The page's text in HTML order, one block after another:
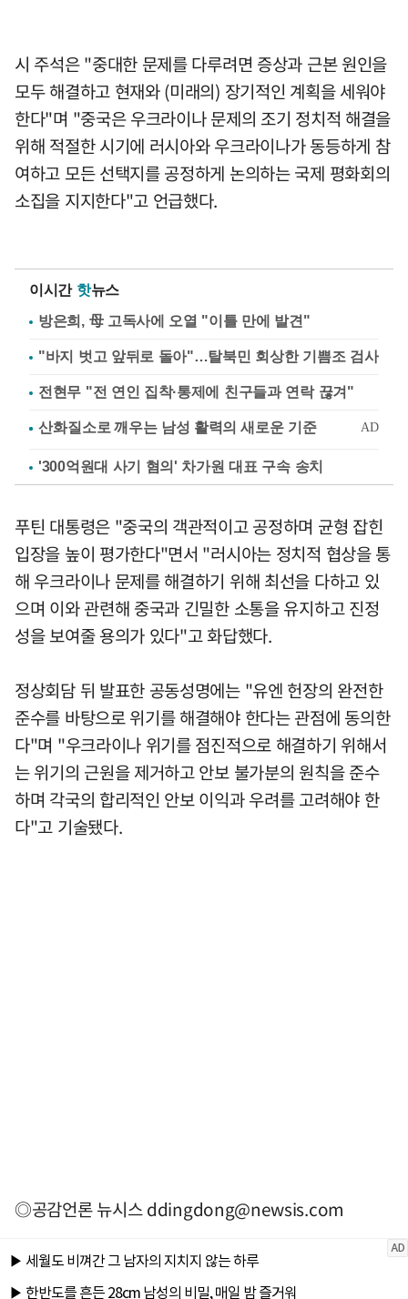
시 주석은 "중대한 문제를 다루려면 증상과 근본 원인을
모두 해결하고 현재와 (미래의) 장기적인 계획을 세워야
한다"며 "중국은 우크라이나 문제의 조기 정치적 해결을
위해 적절한 시기에 러시아와 우크라이나가 동등하게 참
여하고 모든 선택지를 공정하게 논의하는 국제 평화회의
소집을 지지한다"고 언급했다.
이시간 핫뉴스
방은희, 母 고독사에 오열 "이틀 만에 발견"
"바지 벗고 앞뒤로 돌아"…탈북민 회상한 기쁨조 검사
전현무 "전 연인 집착·통제에 친구들과 연락 끊겨"
'300억원대 사기 혐의' 차가원 대표 구속 송치
푸틴 대통령은 "중국의 객관적이고 공정하며 균형 잡힌
입장을 높이 평가한다"면서 "러시아는 정치적 협상을 통
해 우크라이나 문제를 해결하기 위해 최선을 다하고 있
으며 이와 관련해 중국과 긴밀한 소통을 유지하고 진정
성을 보여줄 용의가 있다"고 화답했다.
정상회담 뒤 발표한 공동성명에는 "유엔 헌장의 완전한
준수를 바탕으로 위기를 해결해야 한다는 관점에 동의한
다"며 "우크라이나 위기를 점진적으로 해결하기 위해서
는 위기의 근원을 제거하고 안보 불가분의 원칙을 준수
하며 각국의 합리적인 안보 이익과 우려를 고려해야 한
다"고 기술됐다.
◎공감언론 뉴시스ddingdong@newsis.com